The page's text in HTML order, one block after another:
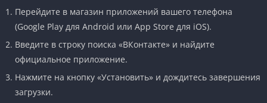
Перейдите в магазин приложений вашего телефона
(Google Play для Android или App Store для iOS).
Введите в строку поиска «ВКонтакте» и найдите
официальное приложение.
Нажмите на кнопку «Установить» и дождитесь завершения
загрузки.